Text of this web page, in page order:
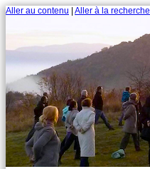
Aller au contenu Aller à la recherche